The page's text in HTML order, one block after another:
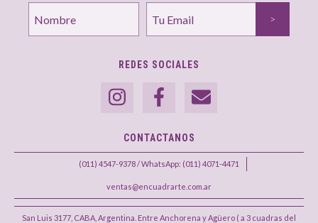
REDES SOCIALES
CONTACTANOS
(011) 4547-9378 / WhatsApp: (011) 4071-4471
ventas@encuadrarte.com.ar
San Luis 3177, CABA, Argentina. Entre Anchorena y Agüero ( a 3 cuadras del